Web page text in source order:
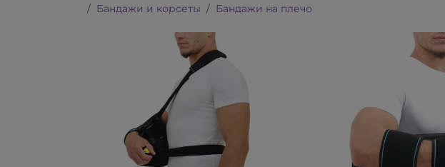
Бандажи и корсеты Бандажи на плечо